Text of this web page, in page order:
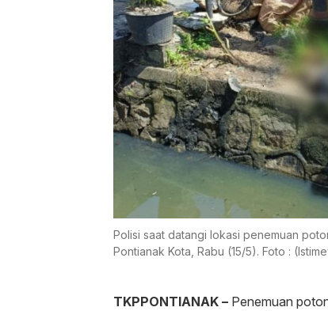
Polisi saat datangi lokasi penemuan
Pontianak Kota, Rabu (15/5). Foto :
TKPPONTIANAK – Penemuan